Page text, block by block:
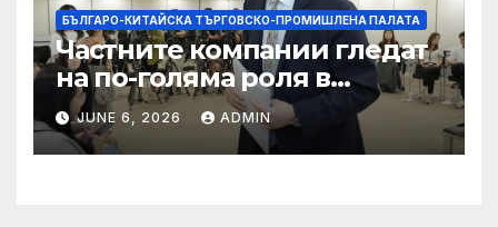
БЪЛГАРО-КИТАЙСКА ТЪРГОВСКО-ПРОМИШЛЕНА ПАЛАТА
Частните компании гледат
на по-голяма роля в
стратегическата
енергетика
JUNE 6, 2026 ADMIN